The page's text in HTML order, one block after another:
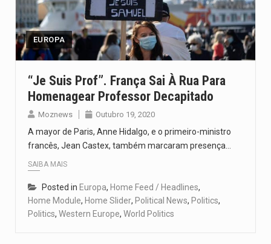
Um dos casos mais graves envolveu a residência de Sam…
A cidade de Bunia, capital da província de Ituri, tornou-se…
EUROPA
“Je Suis Prof”. França Sai À Rua Para
Homenagear Professor Decapitado
Moznews Outubro 19, 2020
A mayor de Paris, Anne Hidalgo, e o primeiro-ministro
francês, Jean Castex, também marcaram presença…
SAIBA MAIS
Posted in Europa, Home Feed / Headlines,
Home Module, Home Slider, Political News, Politics,
Politics, Western Europe, World Politics